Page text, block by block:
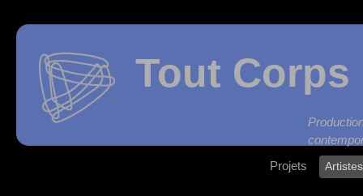
Tout Corps
Projets
Artistes